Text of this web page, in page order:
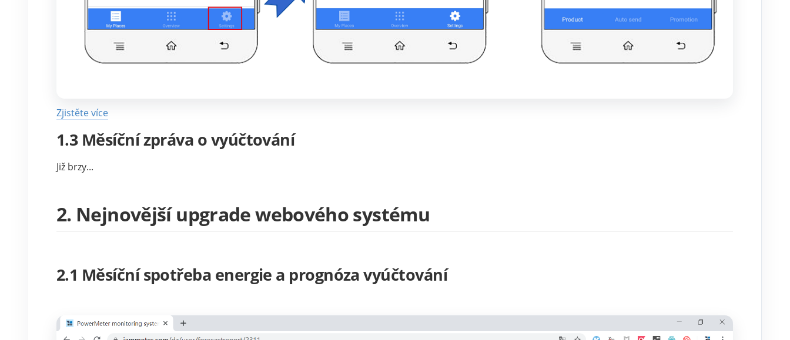
Zjistěte více
1.3 Měsíční zpráva o vyúčtování
Již brzy...
2. Nejnovější upgrade webového systému
2.1 Měsíční spotřeba energie a prognóza vyúčtování